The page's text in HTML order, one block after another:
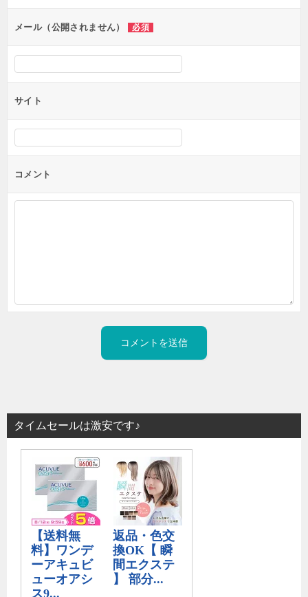
ンメール（公開されません） 必須
サイト
コメント
タイムセールは激安です♪